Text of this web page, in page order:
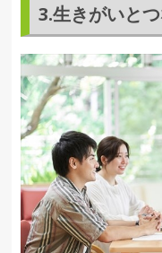
3.生きがいと